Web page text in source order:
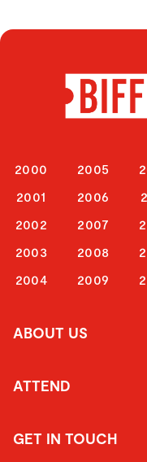
2000
2001
2002
2003
2004
2005
2006
2007
2008
2009
ABOUT US
ATTEND
GET IN TOUCH